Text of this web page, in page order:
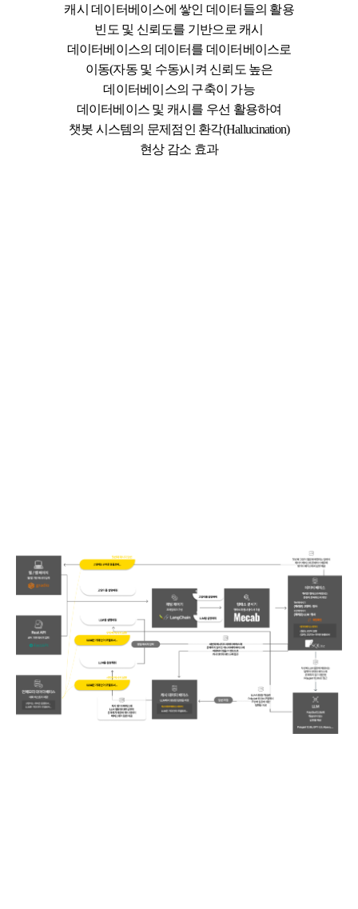
캐시 데이터베이스에 쌓인 데이터들의 활용
빈도 및 신뢰도를 기반으로 캐시
데이터베이스의 데이터를 데이터베이스로
이동(자동 및 수동)시켜 신뢰도 높은
데이터베이스의 구축이 가능
데이터베이스 및 캐시를 우선 활용하여
챗봇 시스템의 문제점인 환각(Hallucination)
현상 감소 효과